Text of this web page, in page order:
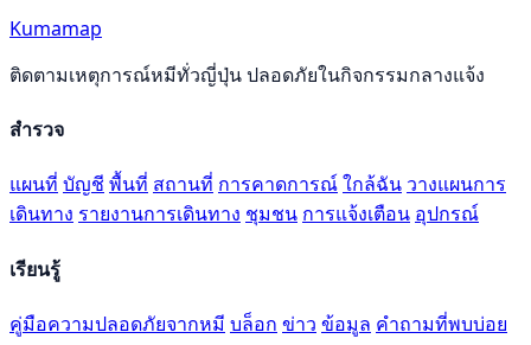
Kumamap
ติดตามเหตุการณ์หมีทั่วญี่ปุ่น ปลอดภัยในกิจกรรมกลางแจ้ง
สำรวจ
แผนที่ บัญชี พื้นที่ สถานที่ การคาดการณ์ใกล้ฉัน วางแผนการ
เดินทาง รายงานการเดินทาง ชุมชน การแจ้งเตือน อุปกรณ์
เรียนรู้
คู่มือความปลอดภัยจากหมี บล็อก ข่าว ข้อมูล คำถามที่พบบ่อย